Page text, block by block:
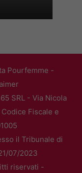
Pourfemme -
SRL - Via Nicola
Fiscale e
il Tribunale di
07/2023
riservati -